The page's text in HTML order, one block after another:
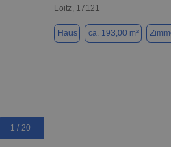
1 / 20
Loitz, 17121
Haus ca. 193,00 m²